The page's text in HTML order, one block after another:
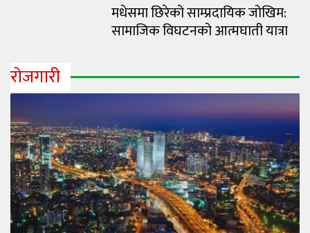
मधेसमा छिरेको साम्प्रदायिक जोखिम:
सामाजिक विघटनको आत्मघाती यात्रा
रोजगारी